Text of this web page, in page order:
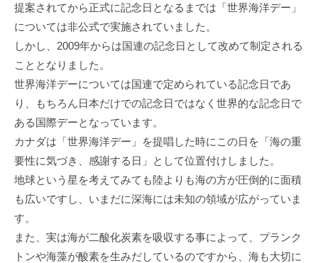
提案されてから正式に記念日となるまでは「世界海洋デー」
については非公式で実施されていました。
しかし、2009年からは国連の記念日として改めて制定される
こととなりました。
世界海洋デーについては国連で定められている記念日であ
り、もちろん日本だけでの記念日ではなく世界的な記念日で
ある国際デーとなっています。
カナダは「世界海洋デー」を提唱した時にこの日を「海の重
要性に気づき、感謝する日」として位置付けしました。
地球という星を考えてみても陸よりも海の方が圧倒的に面積
も広いですし、いまだに深海には未知の領域が広がっていま
す。
また、実は海が二酸化炭素を吸収する事によって、プランク
トンや海藻が酸素を生みだしているのですから、海も大切に